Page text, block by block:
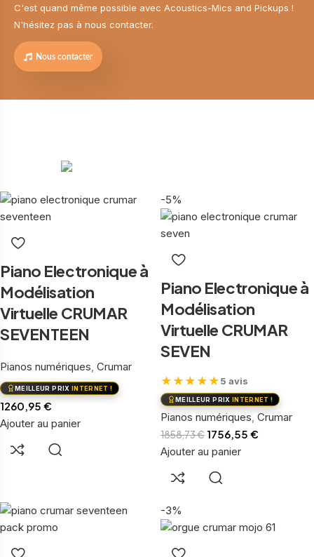
C'est quand même possible avec Acoustics-Mics and Pickups !
N'hésitez pas à nous contacter.
Nous contacter
Piano Electronique à
Modélisation
Virtuelle CRUMAR
SEVENTEEN
Pianos numériques, Crumar
MEILLEUR PRIX INTERNET !
1260,95 €
Ajouter au panier
-5%
Piano Electronique à
Modélisation
Virtuelle CRUMAR
SEVEN
★ ★ ★ ★ ★5 avis
MEILLEUR PRIX INTERNET !
Pianos numériques, Crumar
1858,73€1756,55 €
Ajouter au panier
-3%